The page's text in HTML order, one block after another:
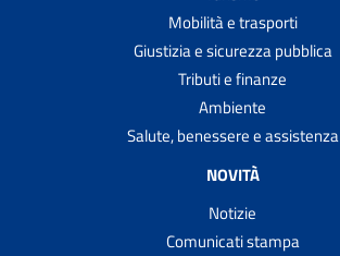
Mobilità e trasporti
Giustizia e sicurezza pubblica
Tributi e finanze
Ambiente
Salute, benessere e assistenza
NOVITÀ
Notizie
Comunicati stampa